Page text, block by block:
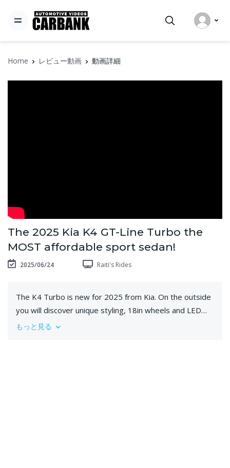
Home レビュー動画 動画詳細
The 2025 Kia K4 GT-Line Turbo the
MOST affordable sport sedan!
2025/06/24 Raiti's Rides
The K4 Turbo is new for 2025 from Kia. On the outside
you will discover unique styling, 18in wheels and LED
lighting. On the inside you will be greeted by a 2-tone
もっと見る